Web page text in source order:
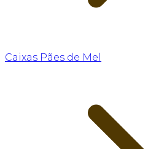
Caixas Pães de Mel